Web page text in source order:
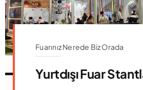
Fuarınız Nerede Biz Orada
Yurtdışı Fuar